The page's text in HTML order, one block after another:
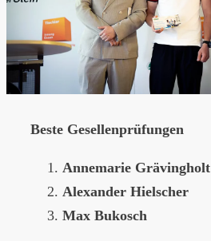
Beste Gesellenprüfungen
Annemarie Grävingholt
Alexander Hielscher
Max Bukosch